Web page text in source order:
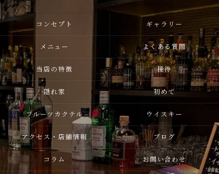
コンセプト ギャラリー
メニュー よくある質問
当店の特徴 接待
隠れ家 初めて
フルーツカクテル ウイスキー
アクセス・店舗情報 ブログ
コラム お問い合わせ